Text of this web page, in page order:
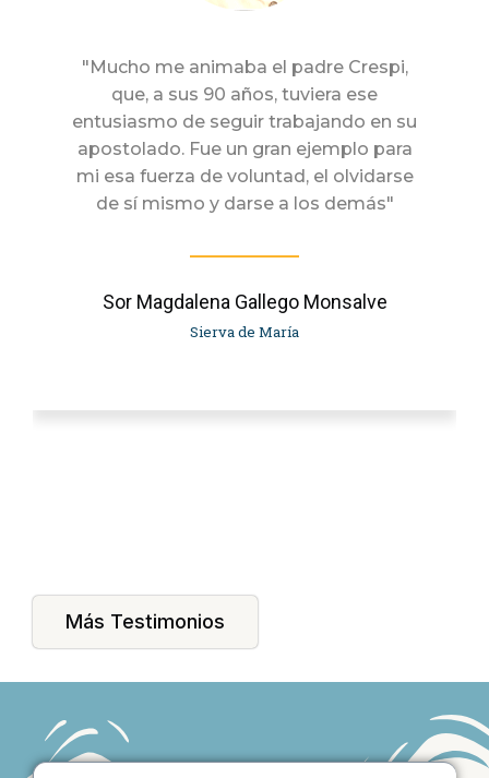
"Mucho me animaba el padre Crespi,
que, a sus 90 años, tuviera ese
entusiasmo de seguir trabajando en su
apostolado. Fue un gran ejemplo para
mi esa fuerza de voluntad, el olvidarse
de sí mismo y darse a los demás"
Sor Magdalena Gallego Monsalve
Sierva de María
Más Testimonios